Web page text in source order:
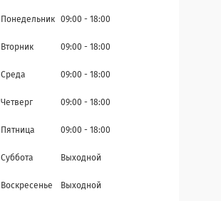
Понедельник 09:00 18:00
Вторник 09:00 18:00
Среда 09:00 18:00
Четверг 09:00 18:00
Пятница 09:00 18:00
Суббота Выходной
Воскресенье Выходной